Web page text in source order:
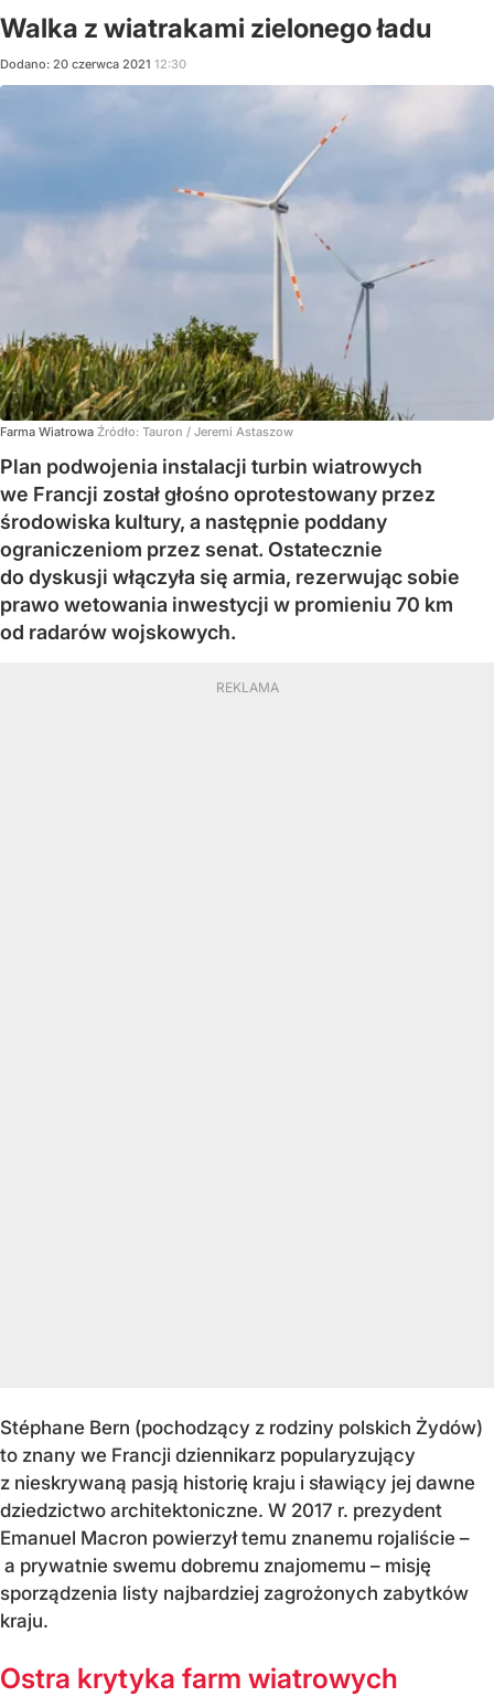
Walka z wiatrakami zielonego ładu
Dodano: 20 czerwca 2021 12:30
Farma Wiatrowa Źródło: Tauron / Jeremi Astaszow
Plan podwojenia instalacji turbin wiatrowych
we Francji został głośno oprotestowany przez
środowiska kultury, a następnie poddany
ograniczeniom przez senat. Ostatecznie
do dyskusji włączyła się armia, rezerwując sobie
prawo wetowania inwestycji w promieniu 70 km
od radarów wojskowych.
Stéphane Bern (pochodzący z rodziny polskich Żydów)
to znany we Francji dziennikarz popularyzujący
z nieskrywaną pasją historię kraju i sławiący jej dawne
dziedzictwo architektoniczne. W 2017 r. prezydent
Emanuel Macron powierzył temu znanemu rojaliście –
a prywatnie swemu dobremu znajomemu – misję
sporządzenia listy najbardziej zagrożonych zabytków
kraju.
Ostra krytyka farm wiatrowych